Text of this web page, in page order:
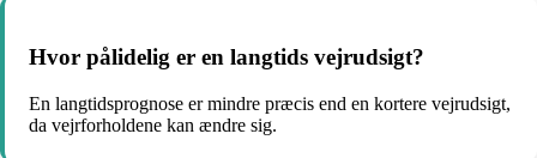
Hvor pålidelig er en langtids vejrudsigt?
En langtidsprognose er mindre præcis end en kortere vejrudsigt,
da vejrforholdene kan ændre sig.